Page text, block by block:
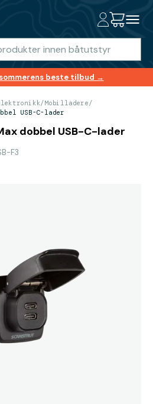
beste tilbud →
/Mobilladere/
USB-C-lader
dobbel USB-C-lader
F3